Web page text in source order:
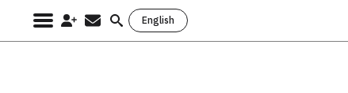
English
Search